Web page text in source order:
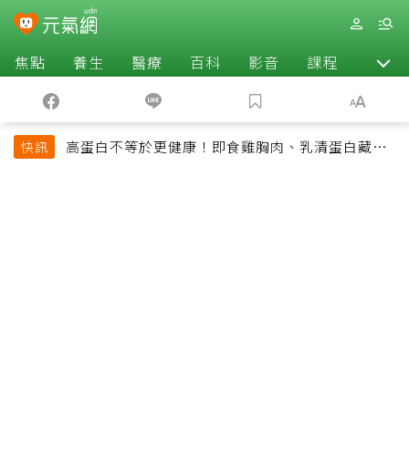
焦點 養生 醫療 百科 影音 課程 退休
快訊
高蛋白不等於更健康！即食雞胸肉、乳清蛋白藏陷